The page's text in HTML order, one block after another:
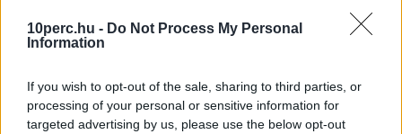
10perc.hu - Do Not Process My Personal
Information
If you wish to opt-out of the sale, sharing to third parties, or
processing of your personal or sensitive information for
targeted advertising by us, please use the below opt-out